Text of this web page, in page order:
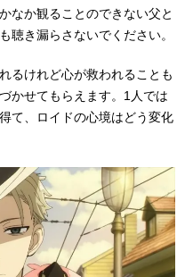
なか観ることのできない父と
聴き漏らさないでください。
るけれど心が救われることも
かせてもらえます。1人では
て、ロイドの心境はどう変化